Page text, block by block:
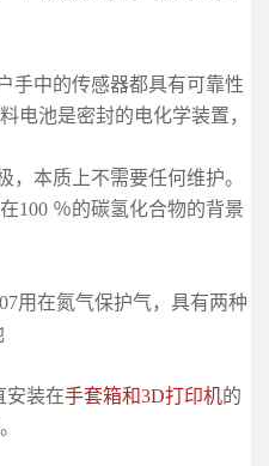
手中的传感器都具有可靠性
电池是密封的电化学装置，
，本质上不需要任何维护。
100 ％的碳氢化合物的背景
用在氮气保护气，具有两种
安装在手套箱和3D打印机的